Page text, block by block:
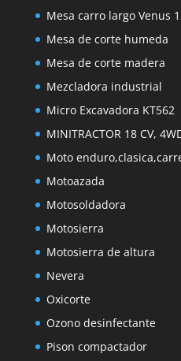
Mesa carro largo Venus
Mesa de corte humeda
Mesa de corte madera
Mezcladora industrial
Micro Excavadora KT562
MINITRACTOR 18 CV,
Moto
Motoazada
Motosoldadora
Motosierra
Motosierra de altura
Nevera
Oxicorte
Ozono desinfectante
Pison compactador